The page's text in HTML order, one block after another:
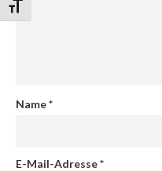
Schrift vergrößern
Name*
E-Mail-Adresse*